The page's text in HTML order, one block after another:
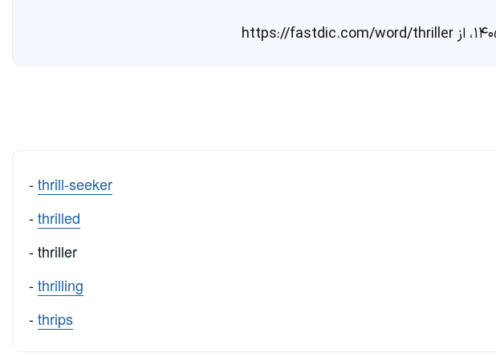
-thrill-seeker
-thrilled
- thriller
-thrilling
-thrips